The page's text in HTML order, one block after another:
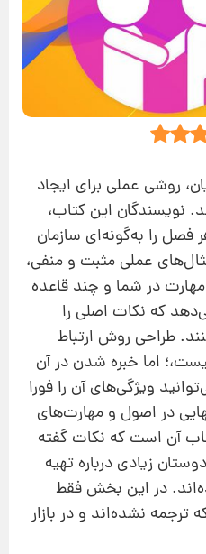
روشی عملی برای ایجاد
نویسندگان این کتاب،
فصل را به‌‌گونه‌ای سازمان
عملی مثبت و منفی،
در شما و چند قاعده
که نکات اصلی را
طراحی روش ارتباط
اما خبره شدن در آن
ویژگی‌های آن‌ را فورا
در اصول و مهارت‌های
آن است که نکات گفته
زیادی درباره تهیه
در این بخش فقط
نشده‌اند و در بازار